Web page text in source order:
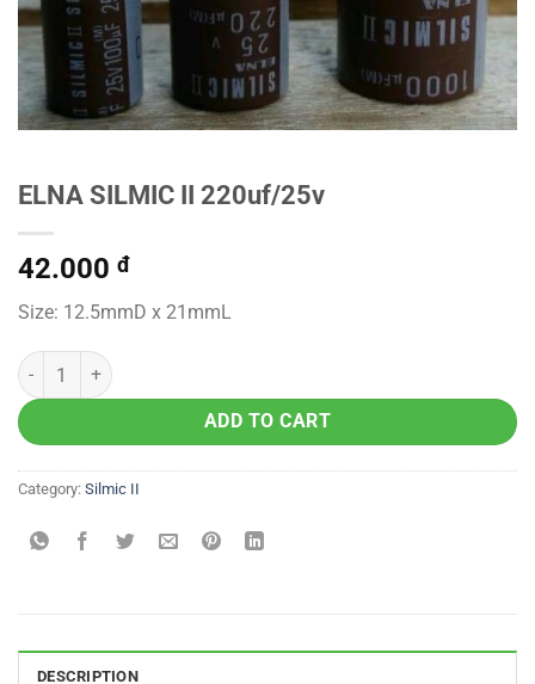
ELNA SILMIC II 220uf/25v
42.000 đ
Size: 12.5mmD x 21mmL
ADD TO CART
Category: Silmic II
DESCRIPTION